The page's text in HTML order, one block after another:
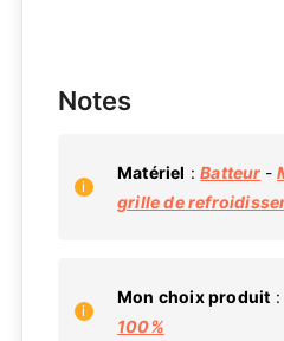
Notes
Matériel :Batteur -
grille de
Mon choix produit :
100%